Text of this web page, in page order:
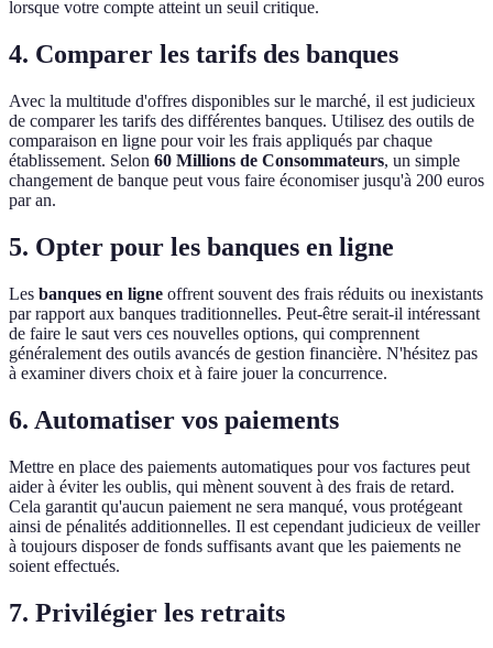
lorsque votre compte atteint un seuil critique.
4. Comparer les tarifs des banques
Avec la multitude d'offres disponibles sur le marché, il est judicieux
de comparer les tarifs des différentes banques. Utilisez des outils de
comparaison en ligne pour voir les frais appliqués par chaque
établissement. Selon 60 Millions de Consommateurs, un simple
changement de banque peut vous faire économiser jusqu'à 200 euros
par an.
5. Opter pour les banques en ligne
Les banques en ligne offrent souvent des frais réduits ou inexistants
par rapport aux banques traditionnelles. Peut-être serait-il intéressant
de faire le saut vers ces nouvelles options, qui comprennent
généralement des outils avancés de gestion financière. N'hésitez pas
à examiner divers choix et à faire jouer la concurrence.
6. Automatiser vos paiements
Mettre en place des paiements automatiques pour vos factures peut
aider à éviter les oublis, qui mènent souvent à des frais de retard.
Cela garantit qu'aucun paiement ne sera manqué, vous protégeant
ainsi de pénalités additionnelles. Il est cependant judicieux de veiller
à toujours disposer de fonds suffisants avant que les paiements ne
soient effectués.
7. Privilégier les retraits